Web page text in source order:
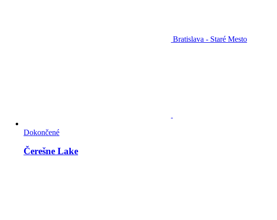
Bratislava - Staré Mesto
Dokončené
Čerešne Lake